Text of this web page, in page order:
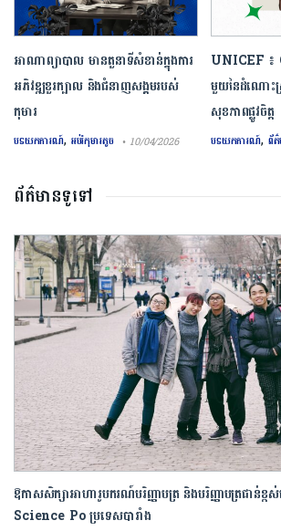
អាណាព្យាបាល មានតួនាទីសំខាន់ក្នុងការ
អភិវឌ្ឍខួរក្បាល និងជំនាញសង្គមរបស់
កុមារ
បទយកការណ៍, អប់រំកុមារតូច • 10/04/2026
UNICEF ៖
មួយ​នៃ​ដំណោះ
សុខភាព​ផ្លូវចិត្ត
បទយកការណ៍, ព័ត៌
ព័ត៌មានទូទៅ
ឱកាសសិក្សាអាហារូបករណ៍បរិញ្ញាបត្រ និងបរិញ្ញាបត្រជាន់
Science Po ប្រទេស​បារាំង